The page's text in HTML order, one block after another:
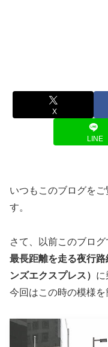
X
LINE
いつもこのブログを
す。
さて、以前このブロ
最長距離を走る夜行
ンズエクスプレス） に
今回はこの時の模様を